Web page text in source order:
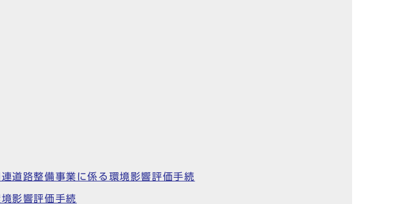
道路整備事業に係る環境影響評価手続
影響評価手続